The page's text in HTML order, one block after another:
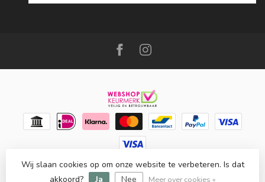
© Copyright 2026 Meubello®- Powered byLightspeed -
Lightspeed designby Dyvelopment
Wij slaan cookies op om onze website te verbeteren. Is dat
akkoord?
Ja Nee Meer over cookies »